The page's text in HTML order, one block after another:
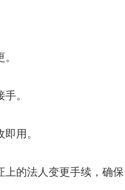
。
用。
的法人变更手续，确保